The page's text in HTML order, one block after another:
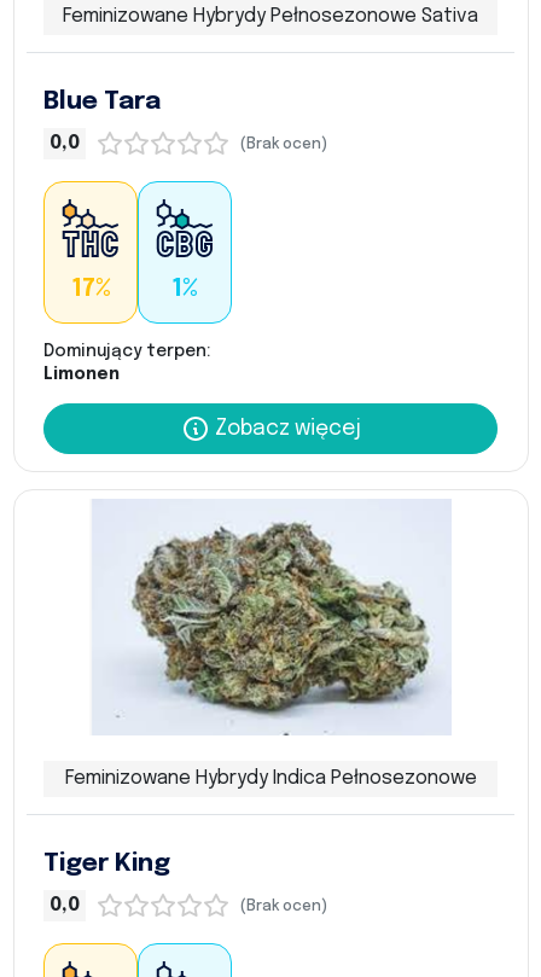
Feminizowane Hybrydy Pełnosezonowe Sativa
Blue Tara
0,0 (Brak ocen)
17% 1%
Dominujący terpen:
Limonen
Zobacz więcej
Feminizowane Hybrydy Indica Pełnosezonowe
Tiger King
0,0 (Brak ocen)